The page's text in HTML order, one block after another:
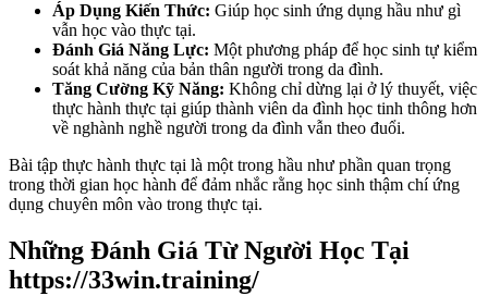
Áp Dụng Kiến Thức: Giúp học sinh ứng dụng hầu như gì
vẫn học vào thực tại.
Đánh Giá Năng Lực: Một phương pháp để học sinh tự kiểm
soát khả năng của bản thân người trong da đình.
Tăng Cường Kỹ Năng: Không chỉ dừng lại ở lý thuyết, việc
thực hành thực tại giúp thành viên da đình học tinh thông hơn
về nghành nghề người trong da đình vẫn theo đuổi.
Bài tập thực hành thực tại là một trong hầu như phần quan trọng
trong thời gian học hành để đảm nhắc rằng học sinh thậm chí ứng
dụng chuyên môn vào trong thực tại.
Những Đánh Giá Từ Người Học Tại
https://33win.training/